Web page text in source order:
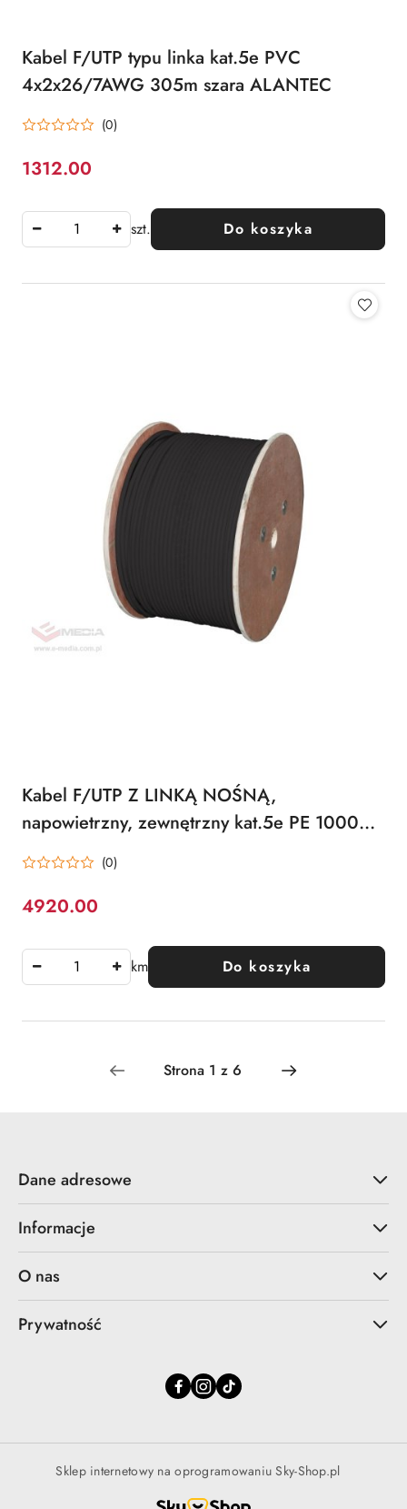
Kabel F/UTP typu linka kat.5e PVC
4x2x26/7AWG 305m szara ALANTEC
(0)
Cena:
1312.00
szt. Do koszyka
Kabel F/UTP Z LINKĄ NOŚNĄ,
napowietrzny, zewnętrzny kat.5e PE 1000m
ALANTEC
(0)
Cena:
4920.00
km Do koszyka
Dane adresowe
Informacje
O nas
Prywatność
Sklep internetowy na oprogramowaniu Sky-Shop.pl